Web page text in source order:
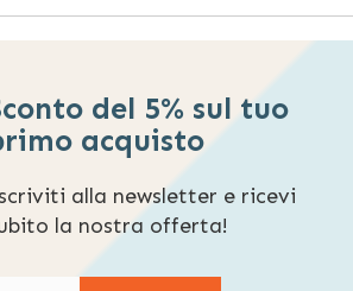
del 5% sul tuo
acquisto
alla newsletter e ricevi
la nostra offerta!